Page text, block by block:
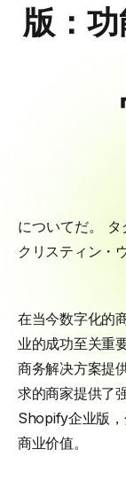
版：
についてだ。 タ
クリスティン・
在当今数字化的
业的成功至关重要
商务解决方案提
求的商家提供了
Shopify企业版
商业价值。